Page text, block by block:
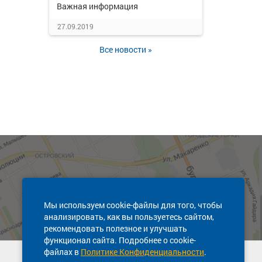
Важная информация
27.09.2019
Все новости »
Мы используем cookie-файлы для того, чтобы
анализировать, как вы пользуетесь сайтом,
рекомендовать полезное и улучшать
функционал сайта. Подробнее о cookie-
файлах в Политике Конфиденциальности.